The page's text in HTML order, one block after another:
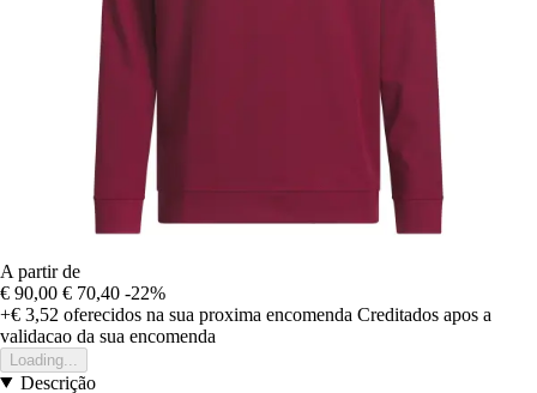
A partir de
€ 90,00 € 70,40 -22%
+€ 3,52 oferecidos na sua proxima encomenda Creditados apos a
validacao da sua encomenda
Loading...
Descrição